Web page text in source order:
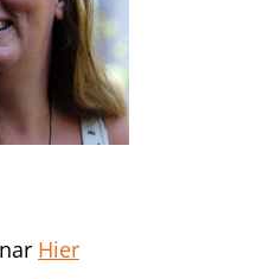
Hier